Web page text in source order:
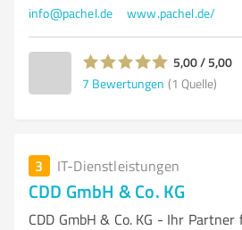
info@pachel.de www.pachel.de/
5,00 / 5,00
7 Bewertungen (1 Quelle)
3 IT-Dienstleistungen
CDD GmbH & Co. KG
CDD GmbH & Co. KG - Ihr